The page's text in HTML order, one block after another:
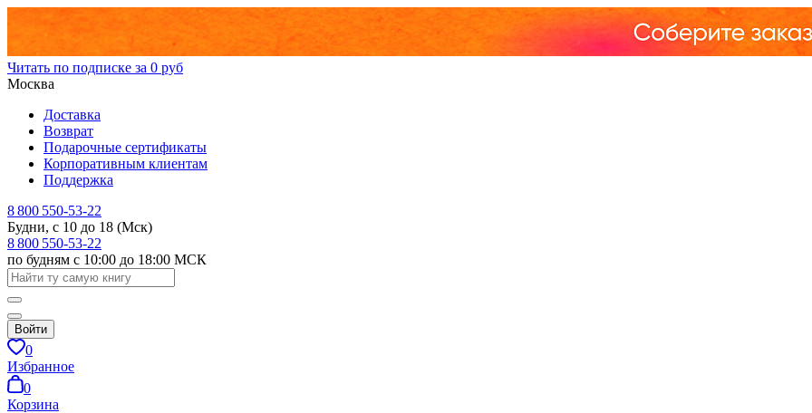
Читать по подписке за 0 руб
Москва
Доставка
Возврат
Подарочные сертификаты
Корпоративным клиентам
Поддержка
8 800 550-53-22
Будни, с 10 до 18 (Мск)
8 800 550-53-22
по будням с 10:00 до 18:00 МСК
Войти
0
Избранное
0
Корзина